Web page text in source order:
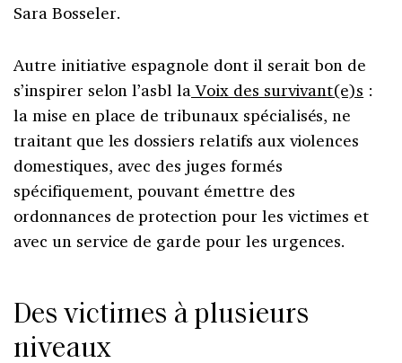
Sara Bosseler.
Autre initiative espagnole dont il serait bon de
s’inspirer selon l’asbl laVoix des survivant(e)s :
la mise en place de tribunaux spécialisés, ne
traitant que les dossiers relatifs aux violences
domestiques, avec des juges formés
spécifiquement, pouvant émettre des
ordonnances de protection pour les victimes et
avec un service de garde pour les urgences.
Des victimes à plusieurs
niveaux